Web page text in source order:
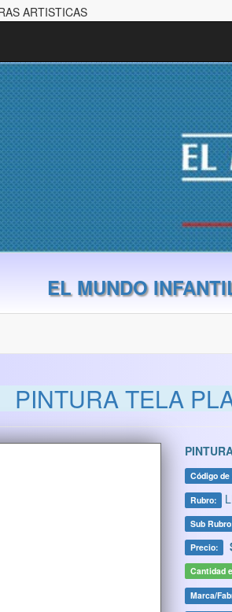
ARTISTICAS
EL MUNDO
PINTURA TELA
Código
Rubro:
Sub
Precio:
Cantidad
Marca/